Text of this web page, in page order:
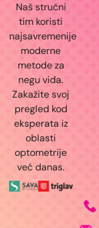
Naš stručni
tim koristi
najsavremenije
moderne
metode za
negu vida.
Zakažite svoj
pregled kod
eksperata iz
oblasti
optometrije
već danas.